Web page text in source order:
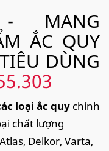
- MANG
ẮC QUY
DÙNG
loại ắc quy chính
chất lượng
Delkor, Varta,